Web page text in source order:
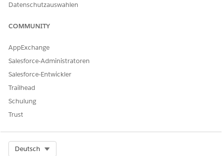
Datenschutzauswahlen
COMMUNITY
AppExchange
Salesforce-Administratoren
Salesforce-Entwickler
Trailhead
Schulung
Trust
Deutsch